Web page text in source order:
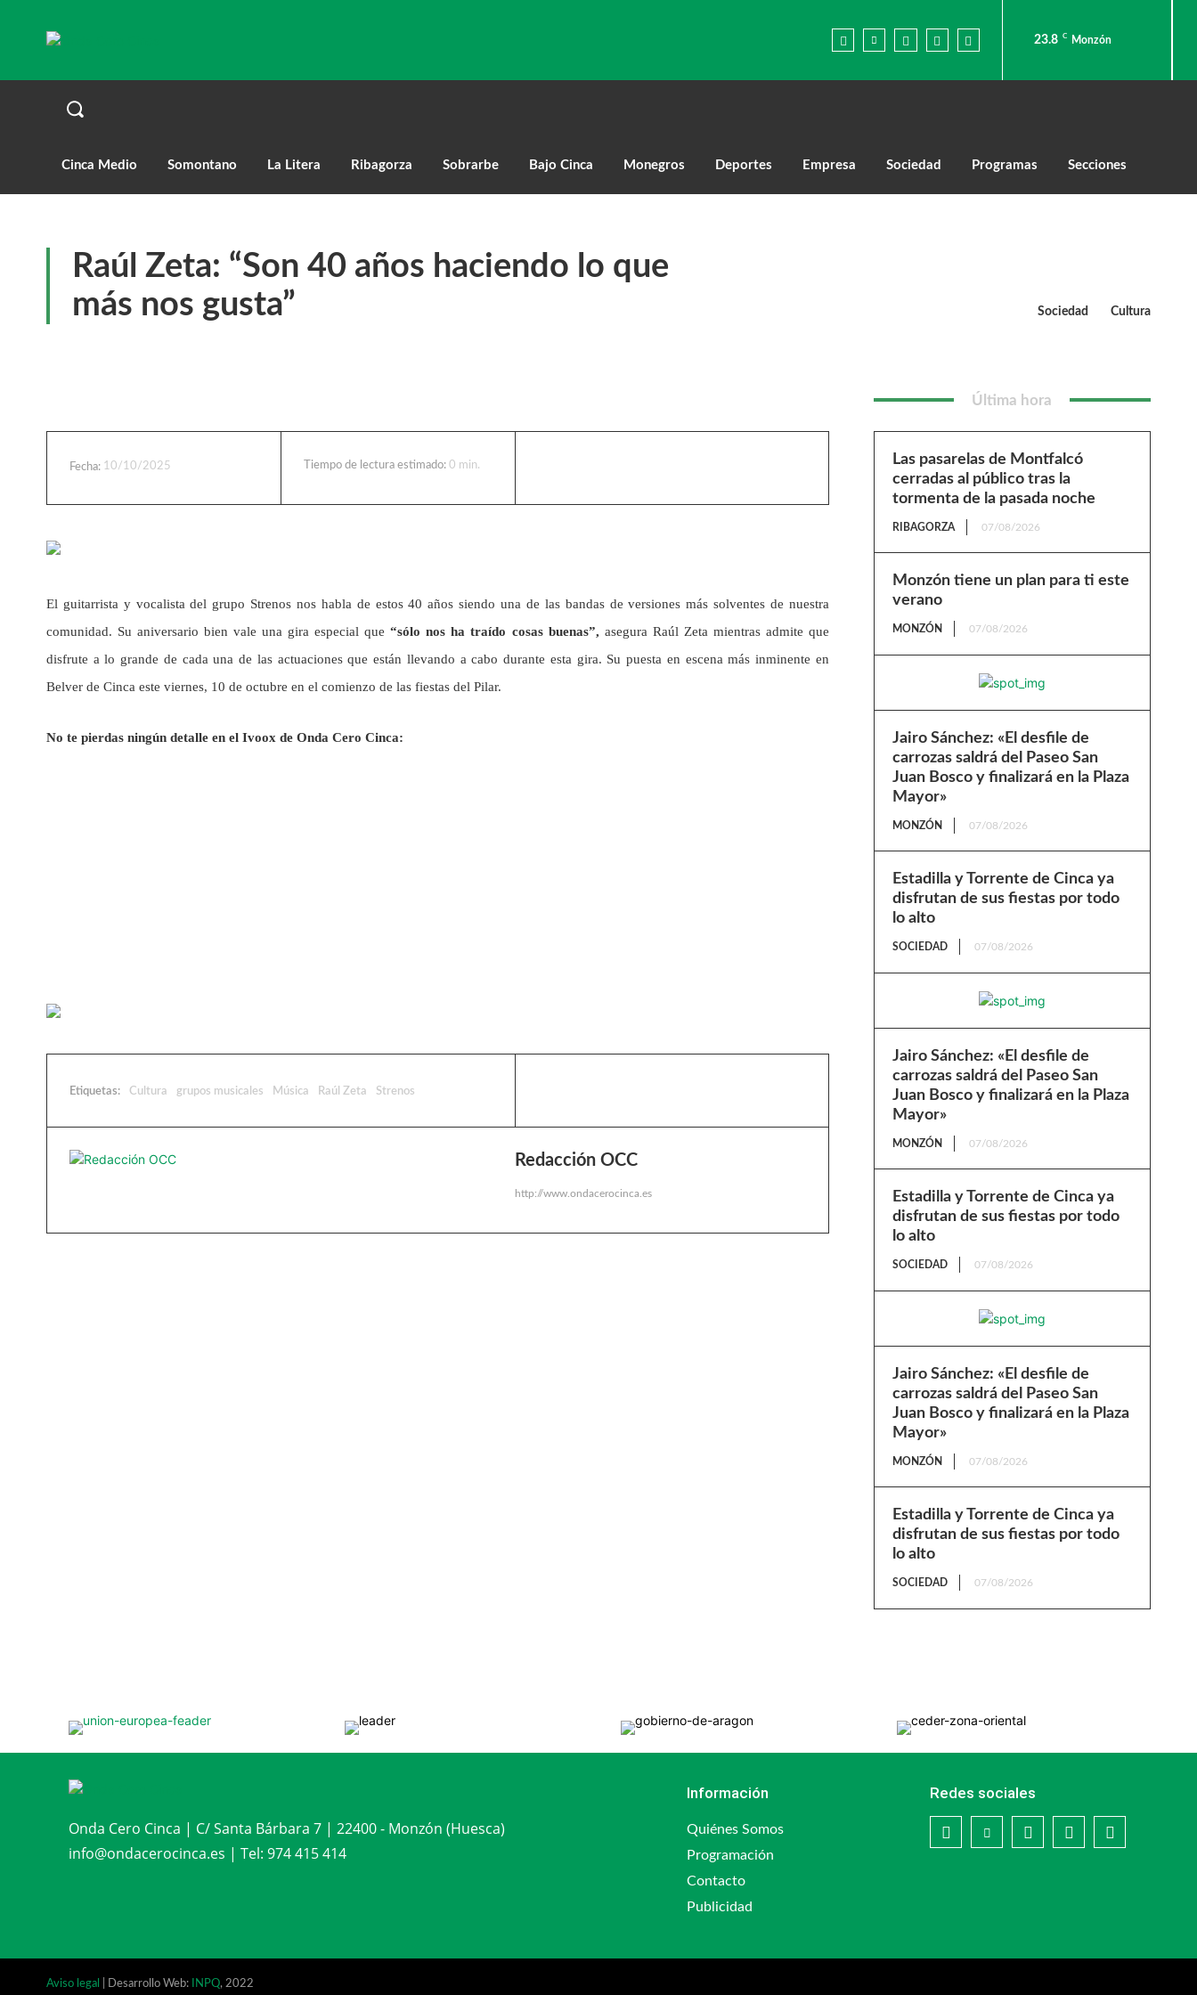
23.8 C Monzón
Cinca Medio Somontano La Litera Ribagorza Sobrarbe Bajo Cinca Monegros Deportes Empresa Sociedad Programas Secciones
Raúl Zeta: “Son 40 años haciendo lo que
más nos gusta”
Sociedad Cultura
Fecha: 10/10/2025 Tiempo de lectura estimado:0 min.
El guitarrista y vocalista del grupo Strenos nos habla de estos 40 años siendo una de las bandas de versiones más solventes de nuestra
comunidad. Su aniversario bien vale una gira especial que“sólo nos ha traído cosas buenas”, asegura Raúl Zeta mientras admite que
disfrute a lo grande de cada una de las actuaciones que están llevando a cabo durante esta gira. Su puesta en escena más inminente en
Belver de Cinca este viernes, 10 de octubre en el comienzo de las fiestas del Pilar.
No te pierdas ningún detalle en el Ivoox de Onda Cero Cinca:
Etiquetas: Cultura grupos musicales Música Raúl Zeta Strenos
Redacción OCC
http://www.ondacerocinca.es
Última hora
Las pasarelas de Montfalcó
cerradas al público tras la
tormenta de la pasada noche
RIBAGORZA 07/08/2026
Monzón tiene un plan para ti este
verano
MONZÓN 07/08/2026
Jairo Sánchez: «El desfile de
carrozas saldrá del Paseo San
Juan Bosco y finalizará en la Plaza
Mayor»
MONZÓN 07/08/2026
Estadilla y Torrente de Cinca ya
disfrutan de sus fiestas por todo
lo alto
SOCIEDAD 07/08/2026
Jairo Sánchez: «El desfile de
carrozas saldrá del Paseo San
Juan Bosco y finalizará en la Plaza
Mayor»
MONZÓN 07/08/2026
Estadilla y Torrente de Cinca ya
disfrutan de sus fiestas por todo
lo alto
SOCIEDAD 07/08/2026
Jairo Sánchez: «El desfile de
carrozas saldrá del Paseo San
Juan Bosco y finalizará en la Plaza
Mayor»
MONZÓN 07/08/2026
Estadilla y Torrente de Cinca ya
disfrutan de sus fiestas por todo
lo alto
SOCIEDAD 07/08/2026
Onda Cero Cinca | C/ Santa Bárbara 7 | 22400 - Monzón (Huesca)
info@ondacerocinca.es | Tel: 974 415 414
Información
Quiénes Somos
Programación
Contacto
Publicidad
Redes sociales
Aviso legal | Desarrollo Web: INPQ, 2022